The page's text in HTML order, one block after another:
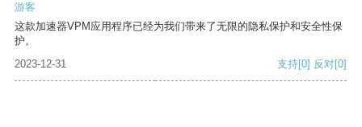
游客
这款加速器VPM应用程序已经为我们带来了无限的隐私保护和安全性保
护。
2023-12-31
支持[0] 反对[0]